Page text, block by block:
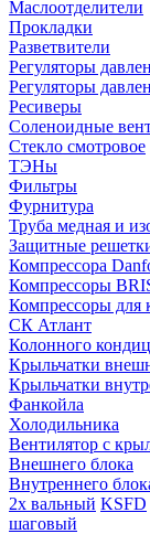
Маслоотделители
Прокладки
Разветвители
Регуляторы
Регуляторы
Ресиверы
Соленоидные
Стекло смотровое
ТЭНы
Фильтры
Фурнитура
Труба медная и
Защитные
Компрессора
Компрессоры
Компрессоры для
СК Атлант
Колонного
Крыльчатки
Крыльчатки
Фанкойла
Холодильника
Вентилятор с
Внешнего блока
Внутреннего
2х вальный KSFD
шаговый